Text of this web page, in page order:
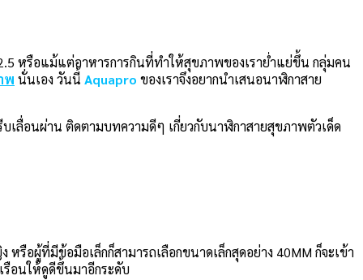
หรือแม้แต่อาหารการกินที่ทำให้สุขภาพของเราย่ำแย่ขึ้น กลุ่มคน
พ นั่นเอง วันนี้ Aquapro ของเราจึงอยากนำเสนอนาฬิกาสาย
เลื่อนผ่าน ติดตามบทความดีๆ เกี่ยวกับนาฬิกาสายสุขภาพตัวเด็ด
อผู้ที่มีข้อมือเล็กก็สามารถเลือกขนาดเล็กสุดอย่าง 40MM ก็จะเข้า
อนให้ดูดีขึ้นมาอีกระดับ